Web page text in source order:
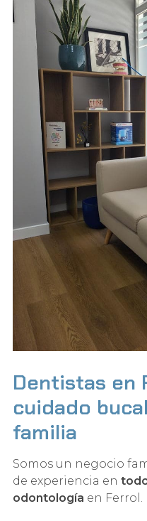
Dentistas en
cuidado
familia
Somos un negocio
de experiencia en
odontología en Ferrol.